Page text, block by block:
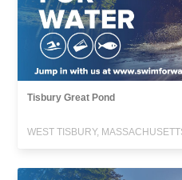
Tisbury Great Pond
WEST TISBURY,